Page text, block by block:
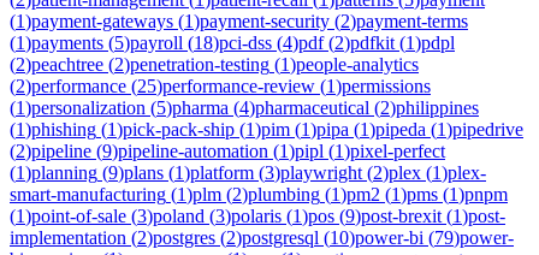
(1)payment-gateways (1)payment-security (2)payment-terms
(1)payments (5)payroll (18)pci-dss (4)pdf(2)pdfkit (1)pdpl
(2)peachtree (2)penetration-testing (1)people-analytics
(2)performance (25)performance-review (1)permissions
(1)personalization (5)pharma (4)pharmaceutical (2)philippines
(1)phishing (1)pick-pack-ship (1)pim (1)pipa (1)pipeda (1)pipedrive
(2)pipeline (9)pipeline-automation (1)pipl (1)pixel-perfect
(1)planning (9)plans (1)platform (3)playwright (2)plex (1)plex-
smart-manufacturing (1)plm (2)plumbing (1)pm2 (1)pms (1)pnpm
(1)point-of-sale (3)poland (3)polaris (1)pos (9)post-brexit (1)post-
implementation (2)postgres (2)postgresql (10)power-bi (79)power-